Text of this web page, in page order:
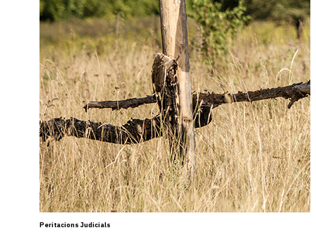
Peritacions Judicials